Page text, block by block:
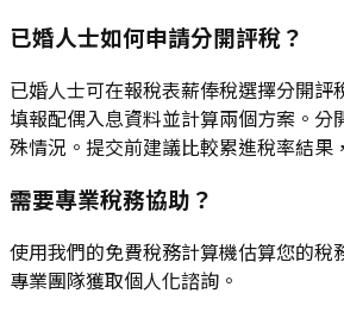
已婚人士如何申請分開評稅？
已婚人士可在報稅表薪俸稅選擇分開評
填報配偶入息資料並計算兩個方案。分
殊情況。提交前建議比較累進稅率結果
需要專業稅務協助？
使用我們的免費稅務計算機估算您的稅
專業團隊獲取個人化諮詢。